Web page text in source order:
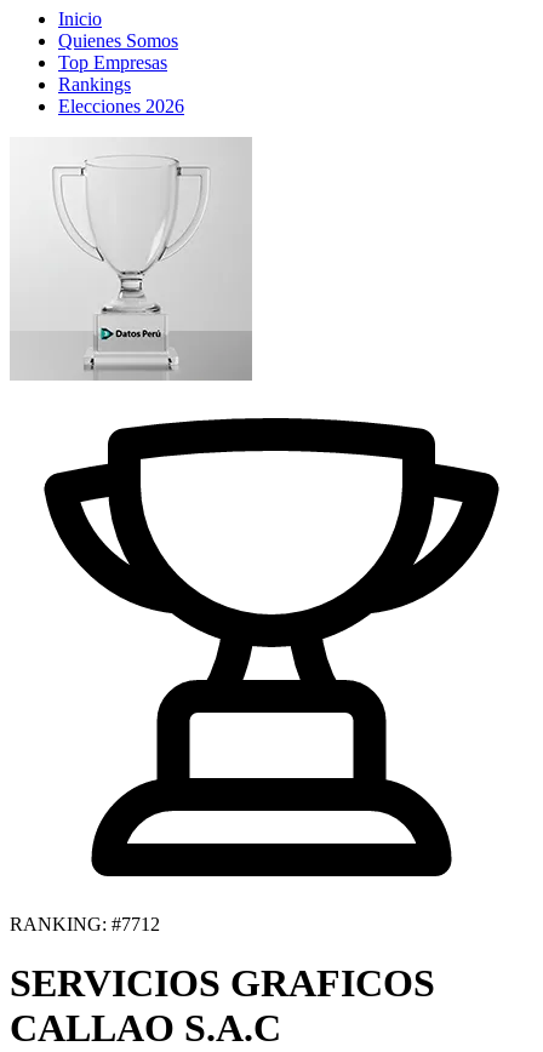
Inicio
Quienes Somos
Top Empresas
Rankings
Elecciones 2026
RANKING: #7712
SERVICIOS GRAFICOS
CALLAO S.A.C